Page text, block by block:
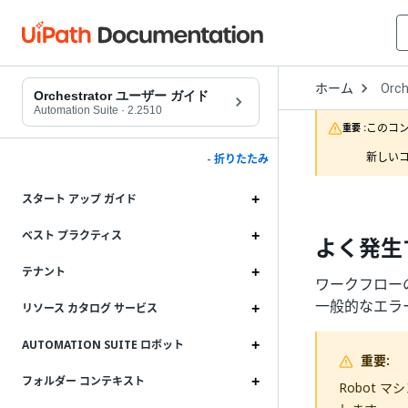
Orchestrator ユーザー ガイド
Automation Suite · 2.2510
- 折りたたみ
スタート アップ ガイド
ベスト プラクティス
テナント
リソース カタログ サービス
AUTOMATION SUITE ロボット
フォルダー コンテキスト
ホーム Open
to
重要 :このコ
新しい
よく発
ワークフロ
一般的なエラ
重要:
Robot マシ